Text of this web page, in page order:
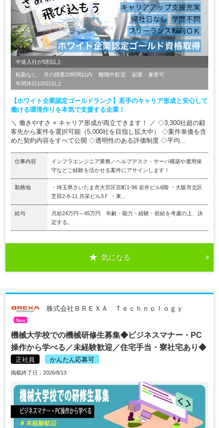
中途入社が5割以上
転勤なし 月の残業20時間以内 離職中歓迎
副業・兼業可
年間休日120日以上
【ホワイト企業認定ゴールドランク】若手のキャリア形成と安心して
働ける環境作りを本気で支援する企業！
＼ 働きやすさ × キャリア形成が両立できます！ ／ ◇3,300社超の顧
客先から案件を選択可能（5,000社を目指し拡大中） ◇案件単価を含
めた契約内容をすべて公開 ◇透明性のある評価制度 ◇平均...
仕事内容
インフラエンジニア業務／ヘルプデスク・サーバ構築や運用保
守などご経験を活かせる案件にアサインします！
勤務地
・埼玉県さいたま市大宮区宮町1-96 岩井ビル6階 ・大阪市北区
芝田2-8-11 共栄ビル3Ｆ ・東...
給与
月給24万円～45万円 年齢・能力・経験・前給を考慮の上、決
定する。
気になる
株式会社ＢＲＥＸＡ Ｔｅｃｈｎｏｌｏｇｙ
New
機械大学校での機械研修生募集◆ビジネスマナー・PC
操作から学べる／未経験歓迎／住宅手当・寮社宅あり◆
正社員 かんたん応募可
掲載終了日：2026/8/13